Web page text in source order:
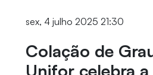
sex, 4 julho 2025 21:30
Colação de
Unifor celebra